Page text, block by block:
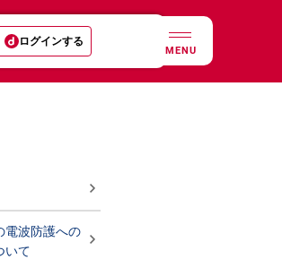
ログインする
MENU
電波防護への
いて